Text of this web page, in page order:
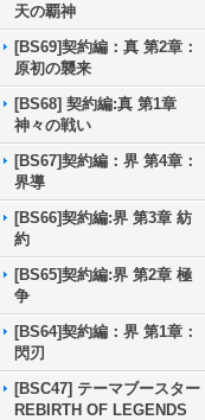
天の覇神
[BS69]契約編：真 第2章：
原初の襲来
[BS68] 契約編:真 第1章
神々の戦い
[BS67]契約編：界 第4章：
界導
[BS66]契約編:界 第3章 紡
約
[BS65]契約編:界 第2章 極
争
[BS64]契約編：界 第1章：
閃刃
[BSC47] テーマブースター
REBIRTH OF LEGENDS